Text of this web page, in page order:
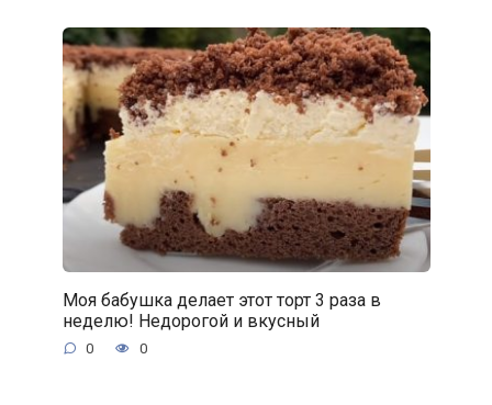
Моя бабушка делает этот торт 3 раза в
неделю! Недорогой и вкусный
0 0